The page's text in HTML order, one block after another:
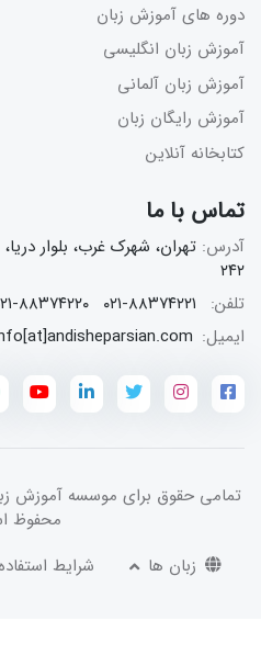
دوره های آموزش زبان
آموزش زبان انگلیسی
آموزش زبان آلمانی
آموزش رایگان زبان
کتابخانه آنلاین
تماس با ما
آدرس: تهران، شهرک غرب، بلوار
۲۴۲
تلفن:
۰۲۱-۸۸۳۷۴۲۲۱ ۰۲۱-
ایمیل:
تمامی حقوق برای موسسه آموزش
محفوظ
زبان ها
شرایط